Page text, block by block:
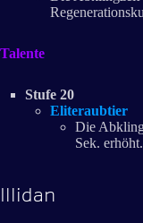
Talente
Stufe 20
Eliteraubtier
Die
Sek. erhöht.
Illidan